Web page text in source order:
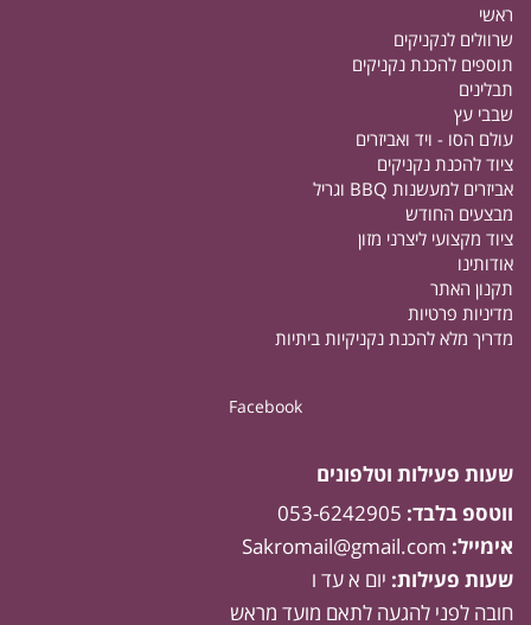
ראשי
שרוולים לנקניקים
תוספים להכנת נקניקים
תבלינים
שבבי עץ
עולם הסו - ויד ואביזרים
ציוד להכנת נקניקים
אביזרים למעשנות BBQ וגריל
מבצעים החודש
ציוד מקצועי ליצרני מזון
אודותינו
תקנון האתר
מדיניות פרטיות
מדריך מלא להכנת נקניקיות ביתיות
Facebook
שעות פעילות וטלפונים
ווטספ בלבד: 053-6242905
אימייל: Sakromail@gmail.com
שעות פעילות: יום א עד ו
חובה לפני להגעה לתאם מועד מראש